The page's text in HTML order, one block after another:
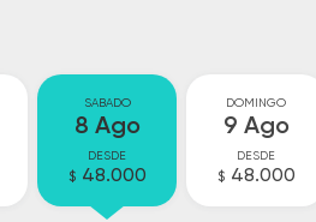
SABADO
8 Ago
DESDE
$ 48.000
DOMINGO
9 Ago
DESDE
$ 48.000